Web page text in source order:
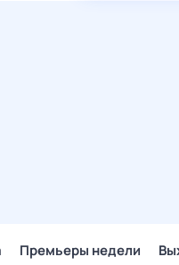
Премьеры недели